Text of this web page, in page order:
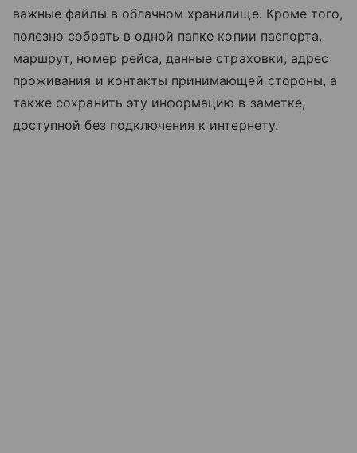
важные файлы в облачном хранилище. Кроме того,
полезно собрать в одной папке копии паспорта,
маршрут, номер рейса, данные страховки, адрес
проживания и контакты принимающей стороны, а
также сохранить эту информацию в заметке,
доступной без подключения к интернету.